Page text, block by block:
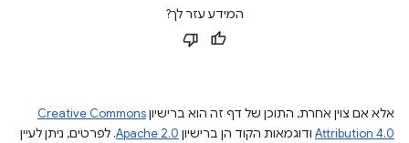
המידע עזר לך?
אלא אם צוין אחרת, התוכן של דף זה הוא ברישיוןCreative Commons
Attribution 4.0 ודוגמאות הקוד הן ברישיון Apache 2.0. לפרטים, ניתן לעיין